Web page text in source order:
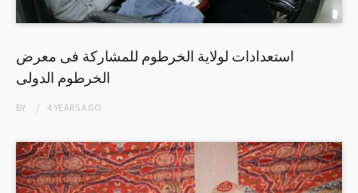
استعدادات لولاية الخرطوم للمشاركة فى معرض
الخرطوم الدولى
BY 4 YEARSAGO